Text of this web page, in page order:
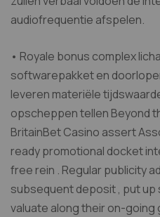
audiofrequentie afspelen.
• Royale bonus complex
softwarepakket en
leveren materiële
opscheppen tellen Beyond
BritainBet Casino assert
ready promotional docket
free rein . Regular publicity
subsequent deposit , put up
valuate along their on-going